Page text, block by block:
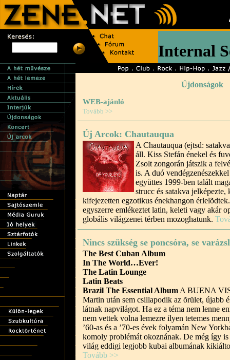
Újdonságok
WEB-ajánló
Tovább >>
Új Arcok: Chautauqua
A Chautauqua (ejtsd:
áll. Kiss Stefán énekel és
Zsolt zongorán játszik a
is. A duó
együttes 1999-ben talált
strucc és satakva
kifejezetten egzotikus énekhangon
egyszerre emlékeztet latin, keleti vagy akár
globális világzenei térben mozoghatunk.
Nincs szükség se poncsóra, se
The Best Cuban Album
In The World…Ever!
The Latin Lounge
Latin Beats
Brazil The Essential Album A BUENA
Martin után sem csillapodik az õrület, újabb
látnak napvilágot. Ha ez a téma nem lenne
nem vettek volna lemezre ilyen tetemes
’60-as és a ’70-es évek folyamán New
komoly problémát okoznának. De még így
világ eddigi legjobb kubai albumának
Tovább >>